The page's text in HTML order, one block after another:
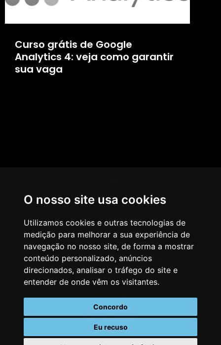
O nosso site usa cookies
Utilizamos cookies e outras tecnologias de
medição para melhorar a sua experiência de
navegação no nosso site, de forma a mostrar
conteúdo personalizado, anúncios
direcionados, analisar o tráfego do site e
entender de onde vêm os visitantes.
Concordo
Eu recuso
Curso grátis de Google
Analytics 4: veja como garantir
sua vaga
AGÊNCIA
COMO PENSAMOS
NOSSOS SERVIÇOS
CASES & CLIENTES
BLOG
VAGAS
CONTATO